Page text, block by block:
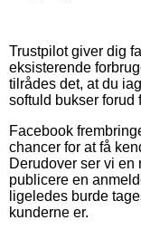
Trustpilot giver dig
eksisterende
tilrådes det, at du
softuld bukser forud
Facebook
chancer for at få
Derudover ser vi
publicere en
ligeledes burde
kunderne er.